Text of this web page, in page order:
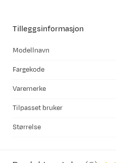
Tilleggsinformasjon
Modellnavn
Fargekode
Varemerke
Tilpasset bruker
Størrelse